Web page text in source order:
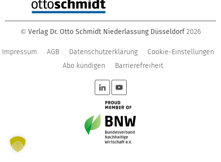
© Verlag Dr. Otto Schmidt Niederlassung Düsseldorf 2026
Impressum AGB Datenschutzerklärung
Cookie-Einstellungen
Abo kündigen
Barrierefreiheit